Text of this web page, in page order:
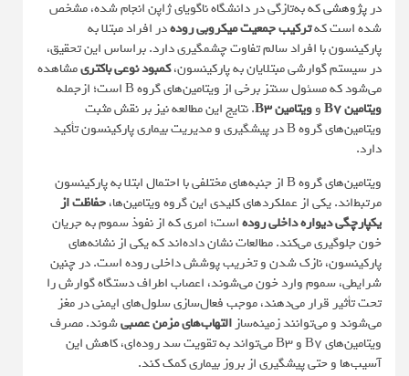
درپژوهشیکه به‌تازگی در دانشگاه ناگویای ژاپن انجام شده، مشخص
شده است کهترکیب جمعیت میکروبی رودهدر افراد مبتلا به
پارکینسون با افراد سالم تفاوت چشمگیری دارد. براساس این تحقیق،
در سیستم گوارشی مبتلایان به پارکینسون،کمبود نوعی باکتریمشاهده
می‌شود که مسئول سنتز برخی از ویتامین‌های گروه B است؛ ازجمله
ویتامین B7
وویتامین B3
. نتایج این مطالعه نیز بر نقش مثبت
ویتامین‌های گروه B در پیشگیری و مدیریت بیماری پارکینسون تأکید
دارد.
ویتامین‌های گروه B از جنبه‌های مختلفی با احتمال ابتلا به پارکینسون
مرتبط‌اند. یکی از عملکردهای کلیدی این گروه ویتامین‌ها،حفاظت از
یکپارچگی دیواره‌ داخلی رودهاست؛ امری که از نفوذ سموم به جریان
خون جلوگیری می‌کند. مطالعات نشان داده‌اند که یکی از نشانه‌های
پارکینسون، نازک شدن و تخریب پوشش داخلی روده است. در چنین
شرایطی، سموم وارد خون می‌شوند، اعصاب اطراف دستگاه گوارش را
تحت تأثیر قرار می‌دهند، موجب فعال‌سازی سلول‌های ایمنی در مغز
می‌شوند و می‌توانند زمینه‌سازالتهاب‌های مزمن عصبیشوند. مصرف
ویتامین‌های B7 و B3 می‌تواند به تقویت سد روده‌ای، کاهش این
آسیب‌ها و حتی پیشگیری از بروز بیماری کمک کند.